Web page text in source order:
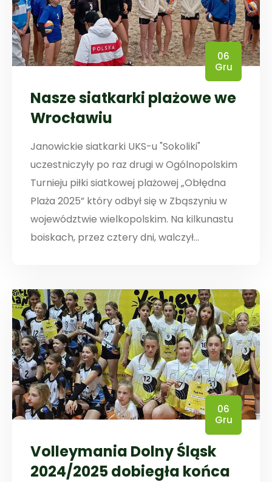
06
Gru
Nasze siatkarki plażowe we
Wrocławiu
Janowickie siatkarki UKS-u "Sokoliki"
uczestniczyły po raz drugi w Ogólnopolskim
Turnieju piłki siatkowej plażowej „Obłędna
Plaża 2025” który odbył się w Zbąszyniu w
województwie wielkopolskim. Na kilkunastu
boiskach, przez cztery dni, walczył...
06
Gru
Volleymania Dolny Śląsk
2024/2025 dobiegła końca